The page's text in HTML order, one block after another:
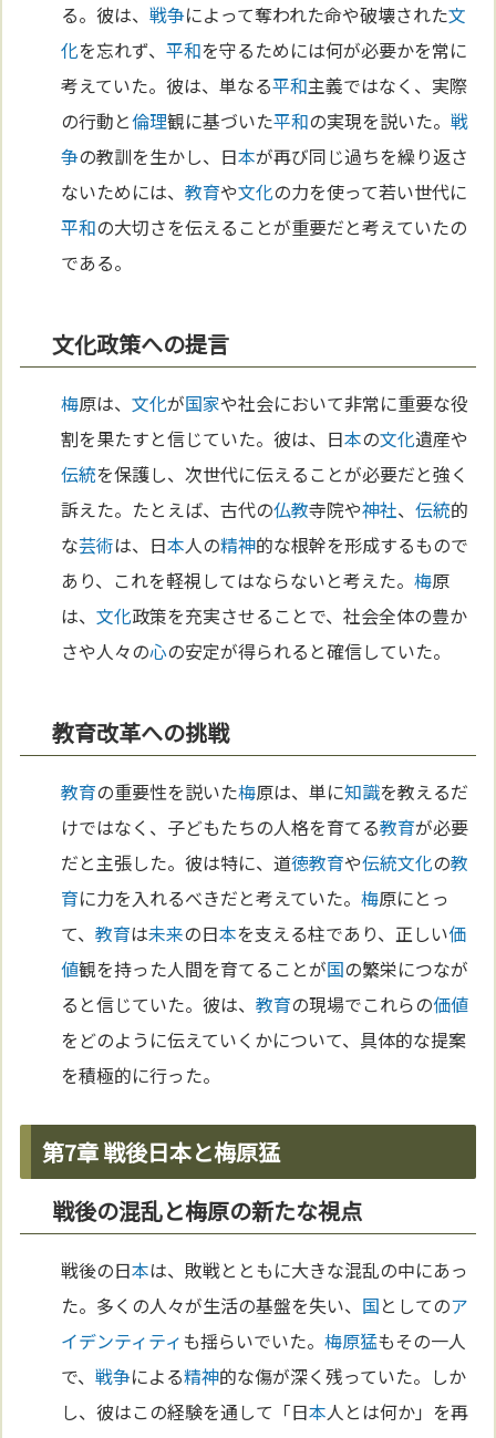
る。彼は、戦争によって奪われた命や破壊された文
化を忘れず、平和を守るためには何が必要かを常に
考えていた。彼は、単なる平和主義ではなく、実際
の行動と倫理観に基づいた平和の実現を説いた。戦
争の教訓を生かし、日本が再び同じ過ちを繰り返さ
ないためには、教育や文化の力を使って若い世代に
平和の大切さを伝えることが重要だと考えていたの
である。
文化政策への提言
梅原は、文化が国家や社会において非常に重要な役
割を果たすと信じていた。彼は、日本の文化遺産や
伝統を保護し、次世代に伝えることが必要だと強く
訴えた。たとえば、古代の仏教寺院や神社、伝統的
な芸術は、日本人の精神的な根幹を形成するもので
あり、これを軽視してはならないと考えた。梅原
は、文化政策を充実させることで、社会全体の豊か
さや人々の心の安定が得られると確信していた。
教育改革への挑戦
教育の重要性を説いた梅原は、単に知識を教えるだ
けではなく、子どもたちの人格を育てる教育が必要
だと主張した。彼は特に、道徳教育や伝統文化の教
育に力を入れるべきだと考えていた。梅原にとっ
て、教育は未来の日本を支える柱であり、正しい価
値観を持った人間を育てることが国の繁栄につなが
ると信じていた。彼は、教育の現場でこれらの価値
をどのように伝えていくかについて、具体的な提案
を積極的に行った。
第7章 戦後日本と梅原猛
戦後の混乱と梅原の新たな視点
戦後の日本は、敗戦とともに大きな混乱の中にあっ
た。多くの人々が生活の基盤を失い、 国としてのア
イデンティティも揺らいでいた。梅原猛もその一人
で、戦争による精神的な傷が深く残っていた。しか
し、彼はこの経験を通して「日本人とは何か」を再